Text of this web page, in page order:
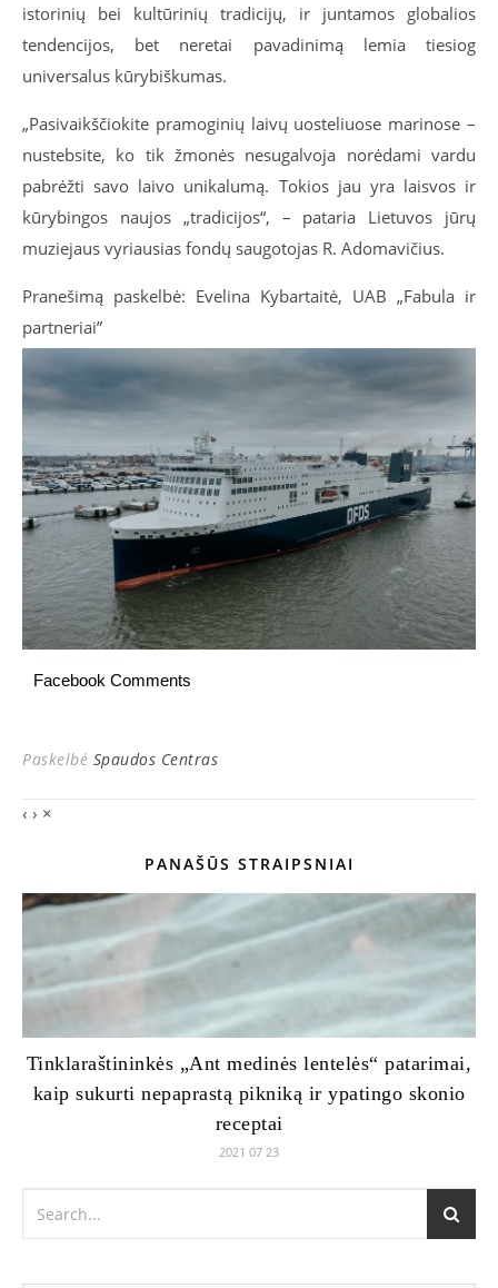
istorinių bei kultūrinių tradicijų, ir juntamos globalios
tendencijos, bet neretai pavadinimą lemia tiesiog
universalus kūrybiškumas.
„Pasivaikščiokite pramoginių laivų uosteliuose marinose –
nustebsite, ko tik žmonės nesugalvoja norėdami vardu
pabrėžti savo laivo unikalumą. Tokios jau yra laisvos ir
kūrybingos naujos „tradicijos“, – pataria Lietuvos jūrų
muziejaus vyriausias fondų saugotojas R. Adomavičius.
Pranešimą paskelbė: Evelina Kybartaitė, UAB „Fabula ir
partneriai”
Facebook Comments
Paskelbė Spaudos Centras
‹ › ×
PANAŠŪS STRAIPSNIAI
Tinklaraštininkės „Ant medinės lentelės“ patarimai,
kaip sukurti nepaprastą pikniką ir ypatingo skonio
receptai
2021 07 23